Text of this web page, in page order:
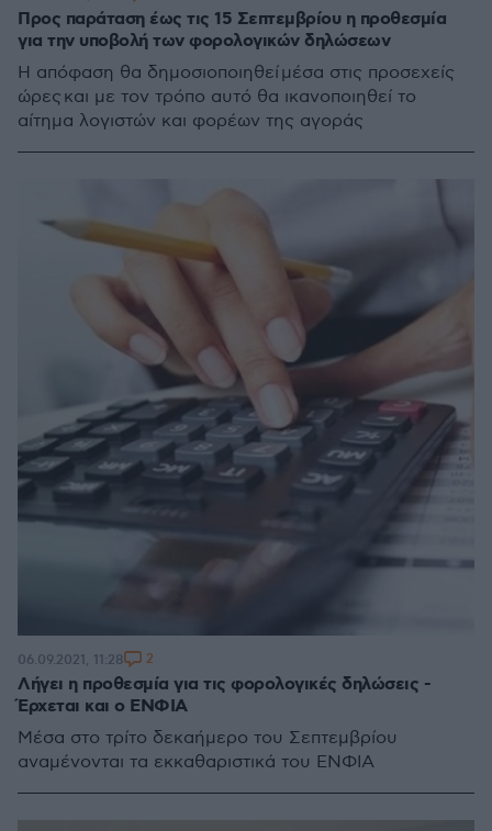
Προς παράταση έως τις 15 Σεπτεμβρίου η προθεσμία
για την υποβολή των φορολογικών δηλώσεων
Η απόφαση θα δημοσιοποιηθεί μέσα στις προσεχείς
ώρες και με τον τρόπο αυτό θα ικανοποιηθεί το
αίτημα λογιστών και φορέων της αγοράς
Λήγει η προθεσμία για τις φορολογικές δηλώσεις -
Έρχεται και ο ΕΝΦΙΑ
Μέσα στο τρίτο δεκαήμερο του Σεπτεμβρίου
αναμένονται τα εκκαθαριστικά του ΕΝΦΙΑ
06.09.2021, 11:28 2